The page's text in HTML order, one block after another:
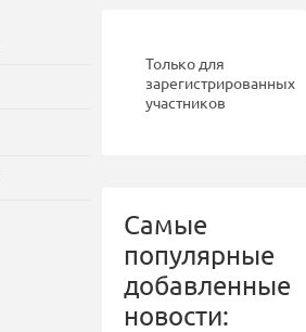
Только для
зарегистрированных
участников
Самые
популярные
добавленные
новости: